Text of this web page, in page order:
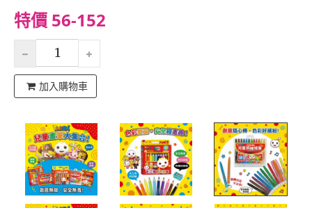
特價 56-152
加入購物車